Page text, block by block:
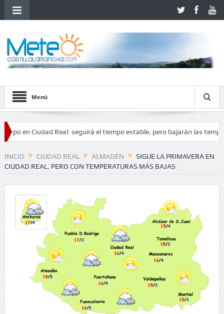
Menú
Ciudad Real: seguirá el tiempo estable, pero bajarán las temperaturas
INICIO CIUDAD REAL ALMADÉN
SIGUE LA PRIMAVERA EN
CIUDAD REAL, PERO CON TEMPERATURAS MÁS BAJAS